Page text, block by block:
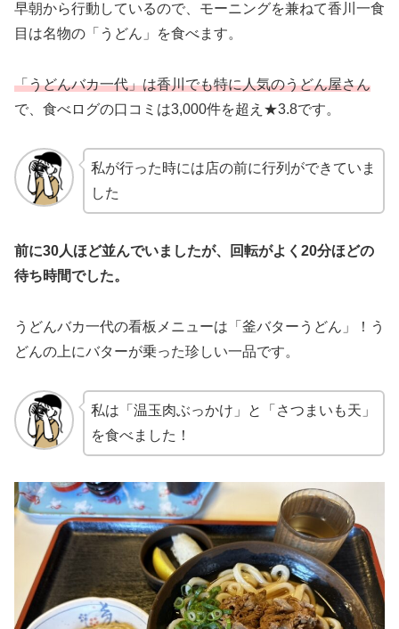
早朝から行動しているので、モーニングを兼ねて香川一食
目は名物の「うどん」を食べます。
「うどんバカ一代」は香川でも特に人気のうどん屋さん
で、食べログの口コミは3,000件を超え★3.8です。
私が行った時には店の前に行列ができていま
した
前に30人ほど並んでいましたが、回転がよく20分ほどの
待ち時間でした。
うどんバカ一代の看板メニューは「釜バターうどん」！う
どんの上にバターが乗った珍しい一品です。
私は「温玉肉ぶっかけ」と「さつまいも天」
を食べました！